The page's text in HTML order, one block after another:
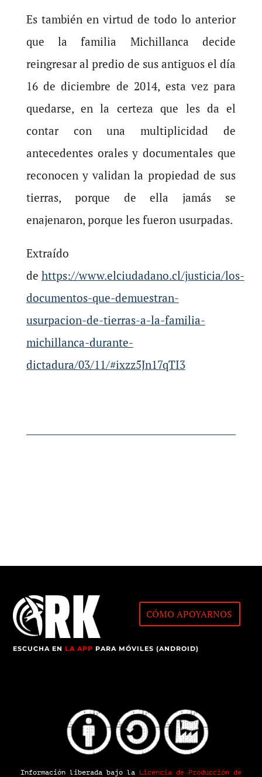
Es también en virtud de todo lo anterior
que la familia Michillanca decide
reingresar al predio de sus antiguos el día
16 de diciembre de 2014, esta vez para
quedarse, en la certeza que les da el
contar con una multiplicidad de
antecedentes orales y documentales que
reconocen y validan la propiedad de sus
tierras, porque de ella jamás se
enajenaron, porque les fueron usurpadas.
Extraído
de https://www.elciudadano.cl/justicia/los-
documentos-que-demuestran-
usurpacion-de-tierras-a-la-familia-
michillanca-durante-
dictadura/03/11/#ixzz5Jn17qTI3
CÓMO APOYARNOS
ESCUCHA ENLA APP PARA MÓVILES (ANDROID)
Información liberada bajo la Licencia de Producción de